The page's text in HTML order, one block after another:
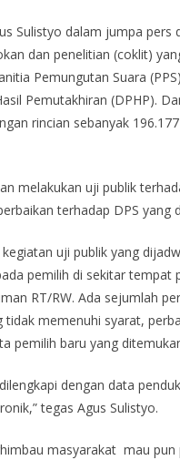
Sulistyo dalam jumpa
dan penelitian (coklit)
Pemungutan Suara
Pemutakhiran (DPHP).
rincian sebanyak
melakukan uji publik
terhadap DPS yang
uji publik yang
pemilih di sekitar
RT/RW. Ada sejumlah
memenuhi syarat,
pemilih baru yang
dengan data
tegas Agus Sulistyo.
masyarakat mau